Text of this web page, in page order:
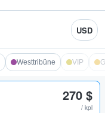
USD
Westtribüne VIP
270 $
/ kpl